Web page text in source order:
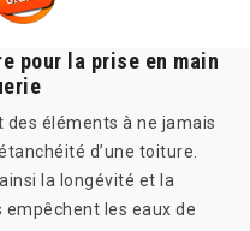
pour la prise en main
des éléments à ne jamais
d’une toiture.
la longévité et la
les eaux de